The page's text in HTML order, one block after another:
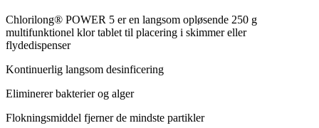
Chlorilong® POWER 5 er en langsom opløsende 250 g
multifunktionel klor tablet til placering i skimmer eller
flydedispenser
Kontinuerlig langsom desinficering
Eliminerer bakterier og alger
Flokningsmiddel fjerner de mindste partikler